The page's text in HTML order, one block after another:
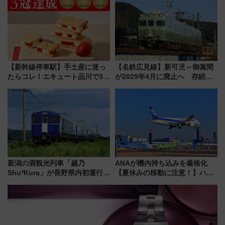
ープラン
【新幹線停車駅】手土産に迷っ
たらコレ！エキュート品川で3年
産スイーツとは？
【名鉄広見線】新可児～御嵩間
が2029年4月に廃止へ 存続協
新潟の酒観光列車「越乃
Shu*Kura」が長野県内初運行！
ANAが機内持ち込みを厳格化
【夏休みの移動に注意！】ハン
「身の回り品」新サイズ制限
(40×30×20cm)おさらい